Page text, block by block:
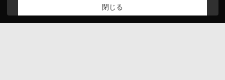
こちらの物件をご覧の方にお勧めな物件
閉じる